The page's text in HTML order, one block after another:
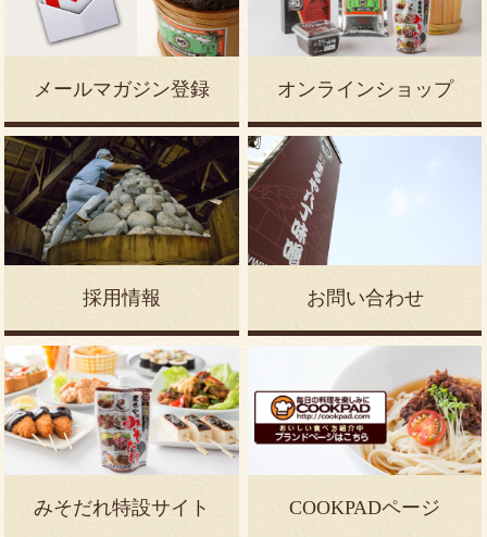
菊芋味噌漬け みそれんこん かわはぎ小判
みそかつカレー 国産小麦みそ煮込みうどん
味噌おでん どて煮入り 八丁味噌の大豆麹茶 八丁味噌根付
メールマガジン登録 オンラインショップ
採用情報 お問い合わせ
みそだれ特設サイト COOKPADページ